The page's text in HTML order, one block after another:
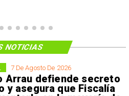
7 De Agosto De 2026
Arrau defiende secreto
y asegura que Fiscalía
NOTICIAS